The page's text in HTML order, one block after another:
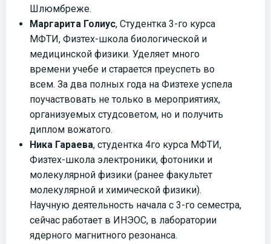
Шлюмбреже.
Маргарита Голиус, Студентка 3-го курса
МФТИ, Физтех-школа биологической и
медицинской физики. Уделяет много
времени учебе и старается преуспеть во
всем. За два полных года на Физтехе успела
поучаствовать не только в мероприятиях,
организуемых студсоветом, но и получить
диплом вожатого.
Ника Гараева, студентка 4го курса МФТИ,
Физтех-школа электроники, фотоники и
молекулярной физики (ранее факультет
молекулярной и химической физики).
Научную деятельность начала с 3-го семестра,
сейчас работает в ИНЭОС, в лаборатории
ядерного магнитного резонанса.